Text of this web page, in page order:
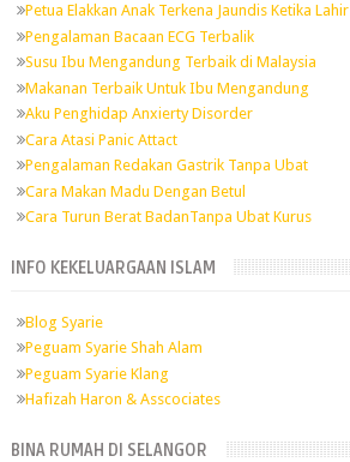
Petua Elakkan Anak Terkena Jaundis Ketika Lahir
Pengalaman Bacaan ECG Terbalik
Susu Ibu Mengandung Terbaik di Malaysia
Makanan Terbaik Untuk Ibu Mengandung
Aku Penghidap Anxierty Disorder
Cara Atasi Panic Attact
Pengalaman Redakan Gastrik Tanpa Ubat
Cara Makan Madu Dengan Betul
Cara Turun Berat BadanTanpa Ubat Kurus
INFO KEKELUARGAAN ISLAM
Blog Syarie
Peguam Syarie Shah Alam
Peguam Syarie Klang
Hafizah Haron & Asscociates
BINA RUMAH DI SELANGOR